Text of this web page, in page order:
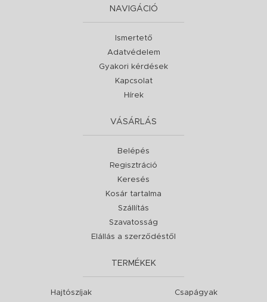
NAVIGÁCIÓ
Ismertető
Adatvédelem
Gyakori kérdések
Kapcsolat
Hírek
VÁSÁRLÁS
Belépés
Regisztráció
Keresés
Kosár tartalma
Szállítás
Szavatosság
Elállás a szerződéstől
TERMÉKEK
Hajtószíjak
Csapágyak